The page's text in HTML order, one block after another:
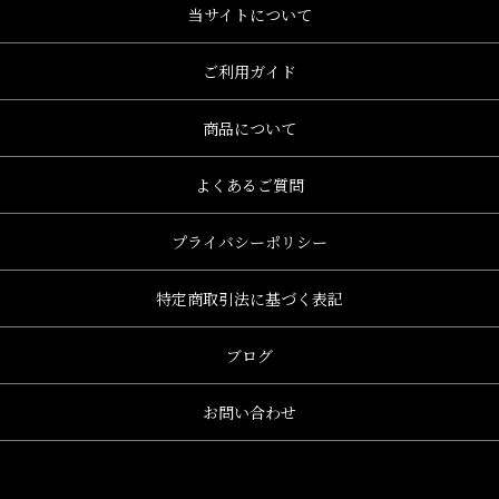
当サイトについて
ご利用ガイド
商品について
よくあるご質問
プライバシーポリシー
特定商取引法に基づく表記
ブログ
お問い合わせ